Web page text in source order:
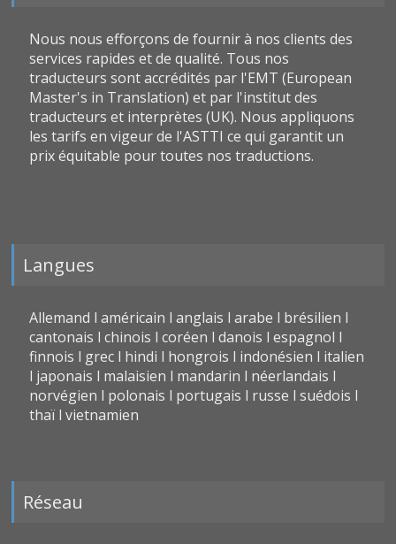
Nous nous efforçons de fournir à nos clients des
services rapides et de qualité. Tous nos
traducteurs sont accrédités par l'EMT (European
Master's in Translation) et par l'institut des
traducteurs et interprètes (UK). Nous appliquons
les tarifs en vigeur de l'ASTTI ce qui garantit un
prix équitable pour toutes nos traductions.
Langues
Allemand l américain l anglais l arabe l brésilien l
cantonais l chinois l coréen l danois l espagnol l
finnois l grec l hindi l hongrois l indonésien l italien
l japonais l malaisien l mandarin l néerlandais l
norvégien l polonais l portugais l russe l suédois l
thaï l vietnamien
Réseau